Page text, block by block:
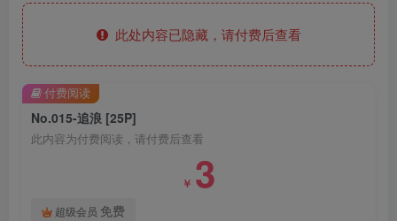
此处内容已隐藏，请付费后查看
No.015-追浪 [25P]
此内容为付费阅读，请付费后查看
￥ 3
超级会员 免费
付费阅读